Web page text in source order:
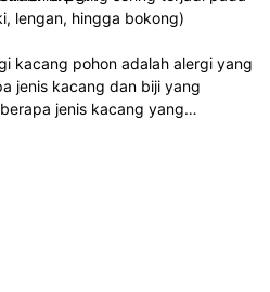
lengan, hingga bokong)
kacang pohon adalah alergi yang
jenis kacang dan biji yang
jenis kacang yang